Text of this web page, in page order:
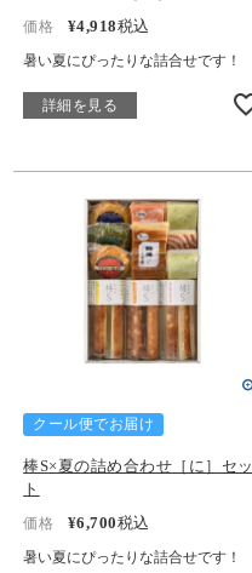
価格 ¥4,918税込
暑い夏にぴったりな詰合せです！
詳細を見る
クール便でお届け
棒S×夏の詰め合わせ［に］セッ
ト
価格 ¥6,700税込
暑い夏にぴったりな詰合せです！